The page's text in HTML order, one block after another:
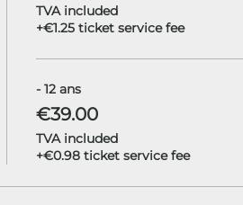
TVA included
+€1.25 ticket service fee
- 12 ans
€39.00
TVA included
+€0.98 ticket service fee